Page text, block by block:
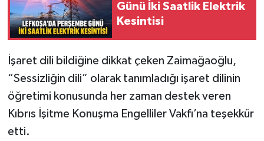
Günü İki Saatlik Elektrik
Kesintisi
İşaret dili bildiğine dikkat çeken Zaimağaoğlu,
“Sessizliğin dili” olarak tanımladığı işaret dilinin
öğretimi konusunda her zaman destek veren
Kıbrıs İşitme Konuşma Engelliler Vakfı’na teşekkür
etti.